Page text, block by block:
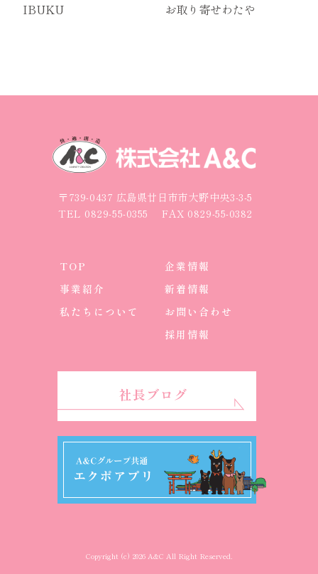
IBUKU お取り寄せわたや
〒739-0437 広島県廿日市市大野中央3-3-5
TEL 0829-55-0355 FAX 0829-55-0382
TOP
事業紹介
私たちについて
企業情報
新着情報
お問い合わせ
採用情報
社長ブログ
Copyright (c) 2026 A&C All Right Reserved.